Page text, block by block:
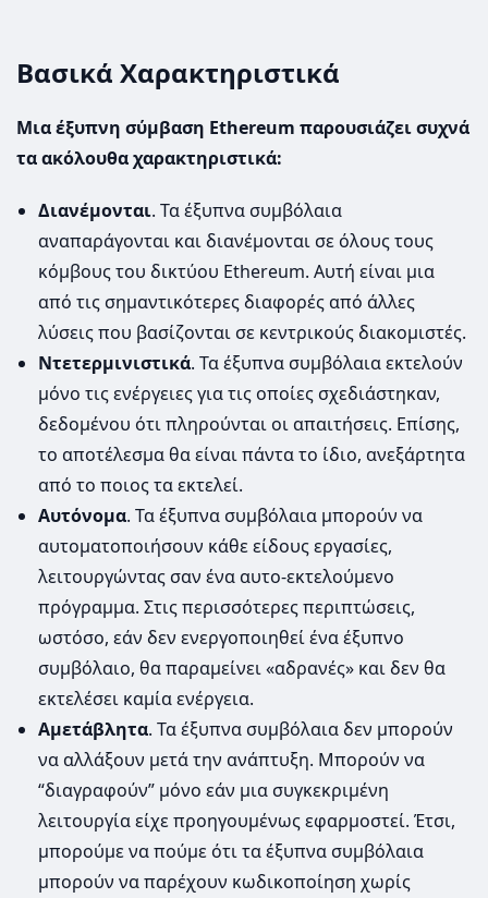
Βασικά Χαρακτηριστικά
Μια έξυπνη σύμβαση Ethereum παρουσιάζει συχνά
τα ακόλουθα χαρακτηριστικά:
Διανέμονται. Τα έξυπνα συμβόλαια
αναπαράγονται και διανέμονται σε όλους τους
κόμβους του δικτύου Ethereum. Αυτή είναι μια
από τις σημαντικότερες διαφορές από άλλες
λύσεις που βασίζονται σε κεντρικούς διακομιστές.
Ντετερμινιστικά. Τα έξυπνα συμβόλαια εκτελούν
μόνο τις ενέργειες για τις οποίες σχεδιάστηκαν,
δεδομένου ότι πληρούνται οι απαιτήσεις. Επίσης,
το αποτέλεσμα θα είναι πάντα το ίδιο, ανεξάρτητα
από το ποιος τα εκτελεί.
Αυτόνομα. Τα έξυπνα συμβόλαια μπορούν να
αυτοματοποιήσουν κάθε είδους εργασίες,
λειτουργώντας σαν ένα αυτο-εκτελούμενο
πρόγραμμα. Στις περισσότερες περιπτώσεις,
ωστόσο, εάν δεν ενεργοποιηθεί ένα έξυπνο
συμβόλαιο, θα παραμείνει «αδρανές» και δεν θα
εκτελέσει καμία ενέργεια.
Αμετάβλητα. Τα έξυπνα συμβόλαια δεν μπορούν
να αλλάξουν μετά την ανάπτυξη. Μπορούν να
“διαγραφούν” μόνο εάν μια συγκεκριμένη
λειτουργία είχε προηγουμένως εφαρμοστεί. Έτσι,
μπορούμε να πούμε ότι τα έξυπνα συμβόλαια
μπορούν να παρέχουν κωδικοποίηση χωρίς